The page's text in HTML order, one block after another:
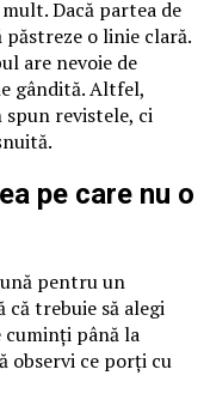
Dacă partea de
păstreze o linie clară.
are nevoie de
gândită. Altfel,
revistele, ci
pe care nu o
pentru un
că trebuie să alegi
cuminți până la
observi ce porți cu